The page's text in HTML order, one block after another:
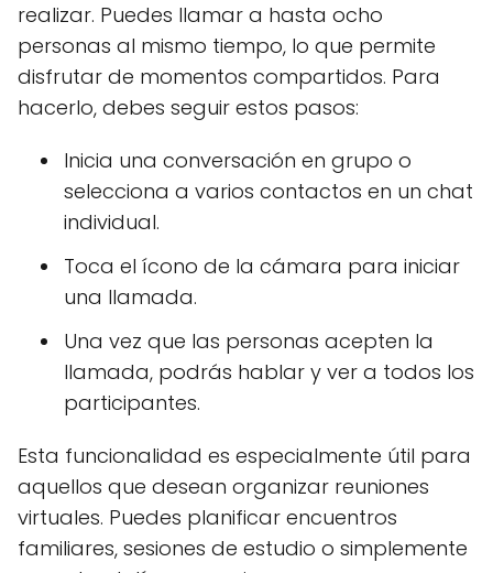
realizar. Puedes llamar a hasta ocho
personas al mismo tiempo, lo que permite
disfrutar de momentos compartidos. Para
hacerlo, debes seguir estos pasos:
Inicia una conversación en grupo o
selecciona a varios contactos en un chat
individual.
Toca el ícono de la cámara para iniciar
una llamada.
Una vez que las personas acepten la
llamada, podrás hablar y ver a todos los
participantes.
Esta funcionalidad es especialmente útil para
aquellos que desean organizar reuniones
virtuales. Puedes planificar encuentros
familiares, sesiones de estudio o simplemente